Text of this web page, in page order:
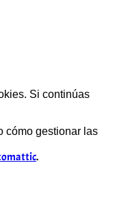
Si continúas
cómo gestionar las
.